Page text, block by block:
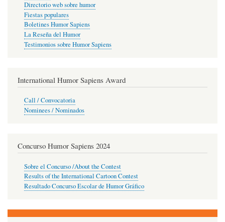
Directorio web sobre humor
Fiestas populares
Boletines Humor Sapiens
La Reseña del Humor
Testimonios sobre Humor Sapiens
International Humor Sapiens Award
Call / Convocatoria
Nominees / Nominados
Concurso Humor Sapiens 2024
Sobre el Concurso /About the Contest
Results of the International Cartoon Contest
Resultado Concurso Escolar de Humor Gráfico